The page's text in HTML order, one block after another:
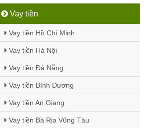
Vay tiền
Vay tiền Hồ Chí Minh
Vay tiền Hà Nội
Vay tiền Đà Nẵng
Vay tiền Bình Dương
Vay tiền An Giang
Vay tiền Bà Rịa Vũng Tàu